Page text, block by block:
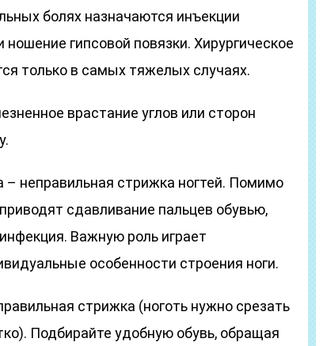
болях назначаются инъекции
гипсовой повязки. Хирургическое
только в самых тяжелых случаях.
врастание углов или сторон
– неправильная стрижка ногтей. Помимо
сдавливание пальцев обувью,
Важную роль играет
особенности строения ноги.
стрижка (ноготь нужно срезать
Подбирайте удобную обувь, обращая